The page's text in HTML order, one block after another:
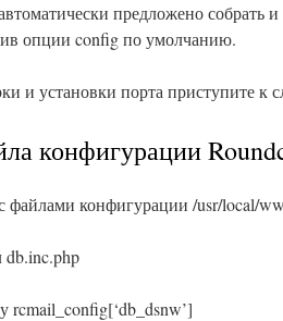
предложено собрать
опции config по умолчанию.
и установки порта приступите к
конфигурации
файлами конфигурации /usr/local/
db.inc.php
rcmail_config[‘db_dsnw’]